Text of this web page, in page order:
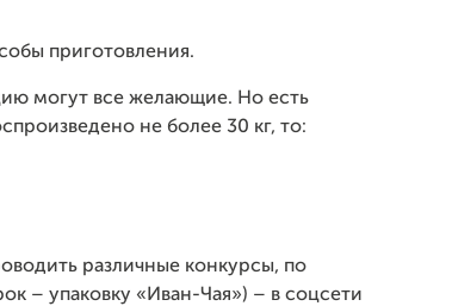
приготовления.
могут все желающие. Но есть
не более 30 кг, то:
различные конкурсы, по
– упаковку «Иван-Чая») – в соцсети